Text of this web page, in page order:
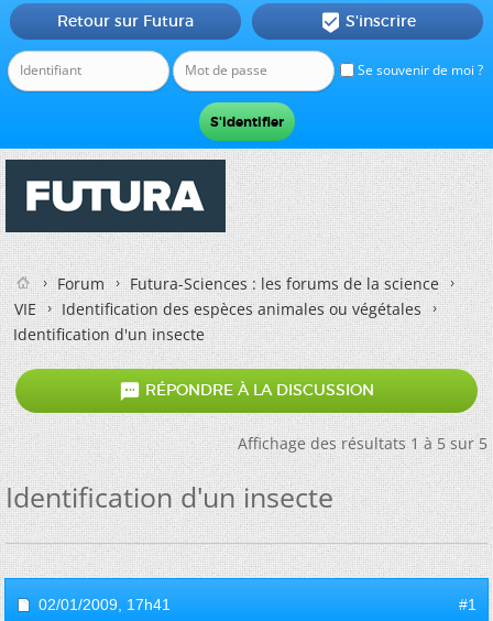
Se souvenir de moi ?
Retour sur Futura  S'inscrire
Forum
Futura-Sciences : les forums de la science
VIE
Identification des espèces animales ou végétales
Identification d'un insecte
 RÉPONDRE À LA DISCUSSION
Affichage des résultats 1 à 5 sur 5
Identification d'un insecte
02/01/2009, 17h41 #1